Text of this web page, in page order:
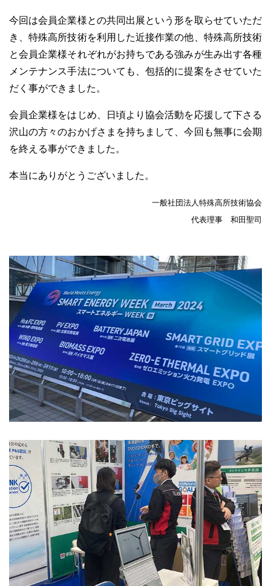
今回は会員企業様との共同出展という形を取らせていただ
き、特殊高所技術を利用した近接作業の他、特殊高所技術
と会員企業様それぞれがお持ちである強みが生み出す各種
メンテナンス手法についても、包括的に提案をさせていた
だく事ができました。
会員企業様をはじめ、日頃より協会活動を応援して下さる
沢山の方々のおかげさまを持ちまして、今回も無事に会期
を終える事ができました。
本当にありがとうございました。
一般社団法人特殊高所技術協会
代表理事 和田聖司